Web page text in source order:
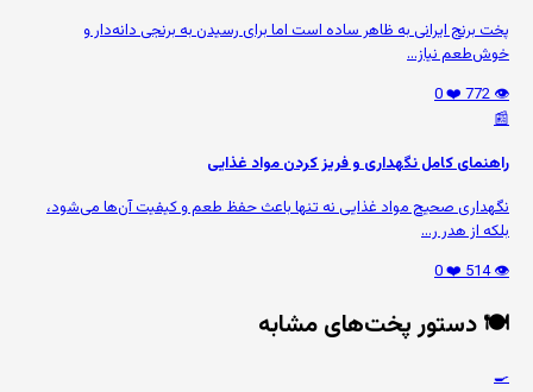
پخت برنج ایرانی به ظاهر ساده است اما برای رسیدن به برنجی دانه‌دار و
خوش‌طعم نیاز...
👁️ 772
❤️ 0
📰
راهنمای کامل نگهداری و فریز کردن مواد غذایی
نگهداری صحیح مواد غذایی نه تنها باعث حفظ طعم و کیفیت آن‌ها می‌شود،
بلکه از هدر ر...
👁️ 514
❤️ 0
🍽️ دستور پخت‌های مشابه
🍳